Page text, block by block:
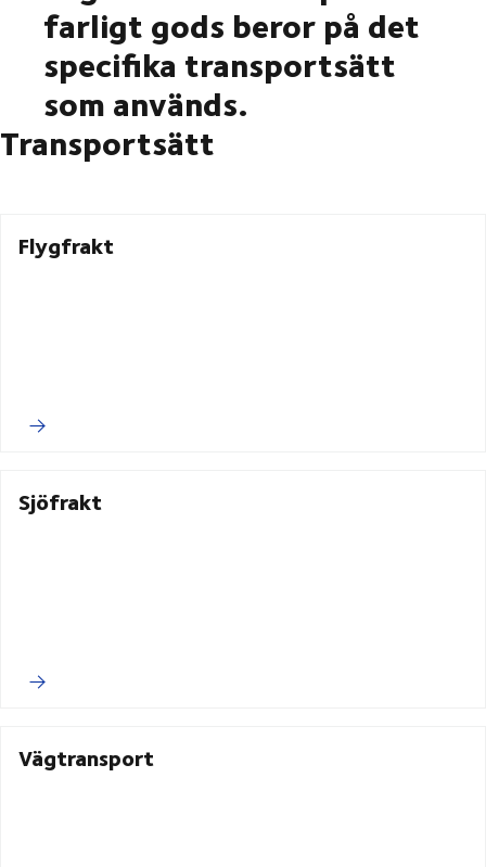
farligt gods beror på det
specifika transportsätt
som används.
Transportsätt
Flygfrakt
Sjöfrakt
Vägtransport